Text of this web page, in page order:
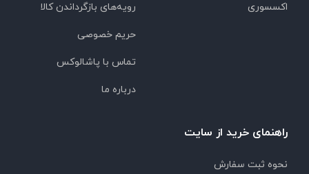
اکسسوری رویه‌های بازگرداندن کالا
حریم خصوصی
تماس با پاشالوکس
درباره ما
راهنمای خرید از سایت
نحوه ثبت سفارش